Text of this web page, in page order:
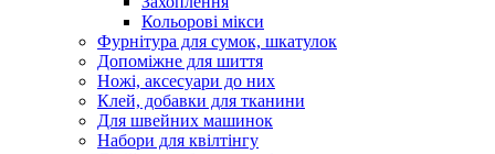
Кольорові мікси
Фурнітура для сумок, шкатулок
Допоміжне для шиття
Ножі, аксесуари до них
Клей, добавки для тканини
Для швейних машинок
Набори для квілтінгу